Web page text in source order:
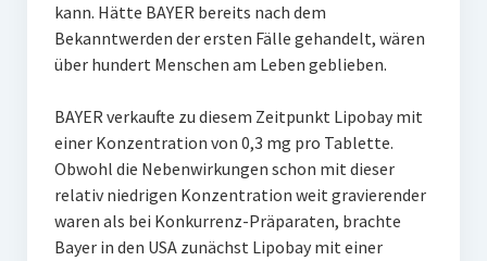
kann. Hätte BAYER bereits nach dem
Bekanntwerden der ersten Fälle gehandelt, wären
über hundert Menschen am Leben geblieben.
BAYER verkaufte zu diesem Zeitpunkt Lipobay mit
einer Konzentration von 0,3 mg pro Tablette.
Obwohl die Nebenwirkungen schon mit dieser
relativ niedrigen Konzentration weit gravierender
waren als bei Konkurrenz-Präparaten, brachte
Bayer in den USA zunächst Lipobay mit einer